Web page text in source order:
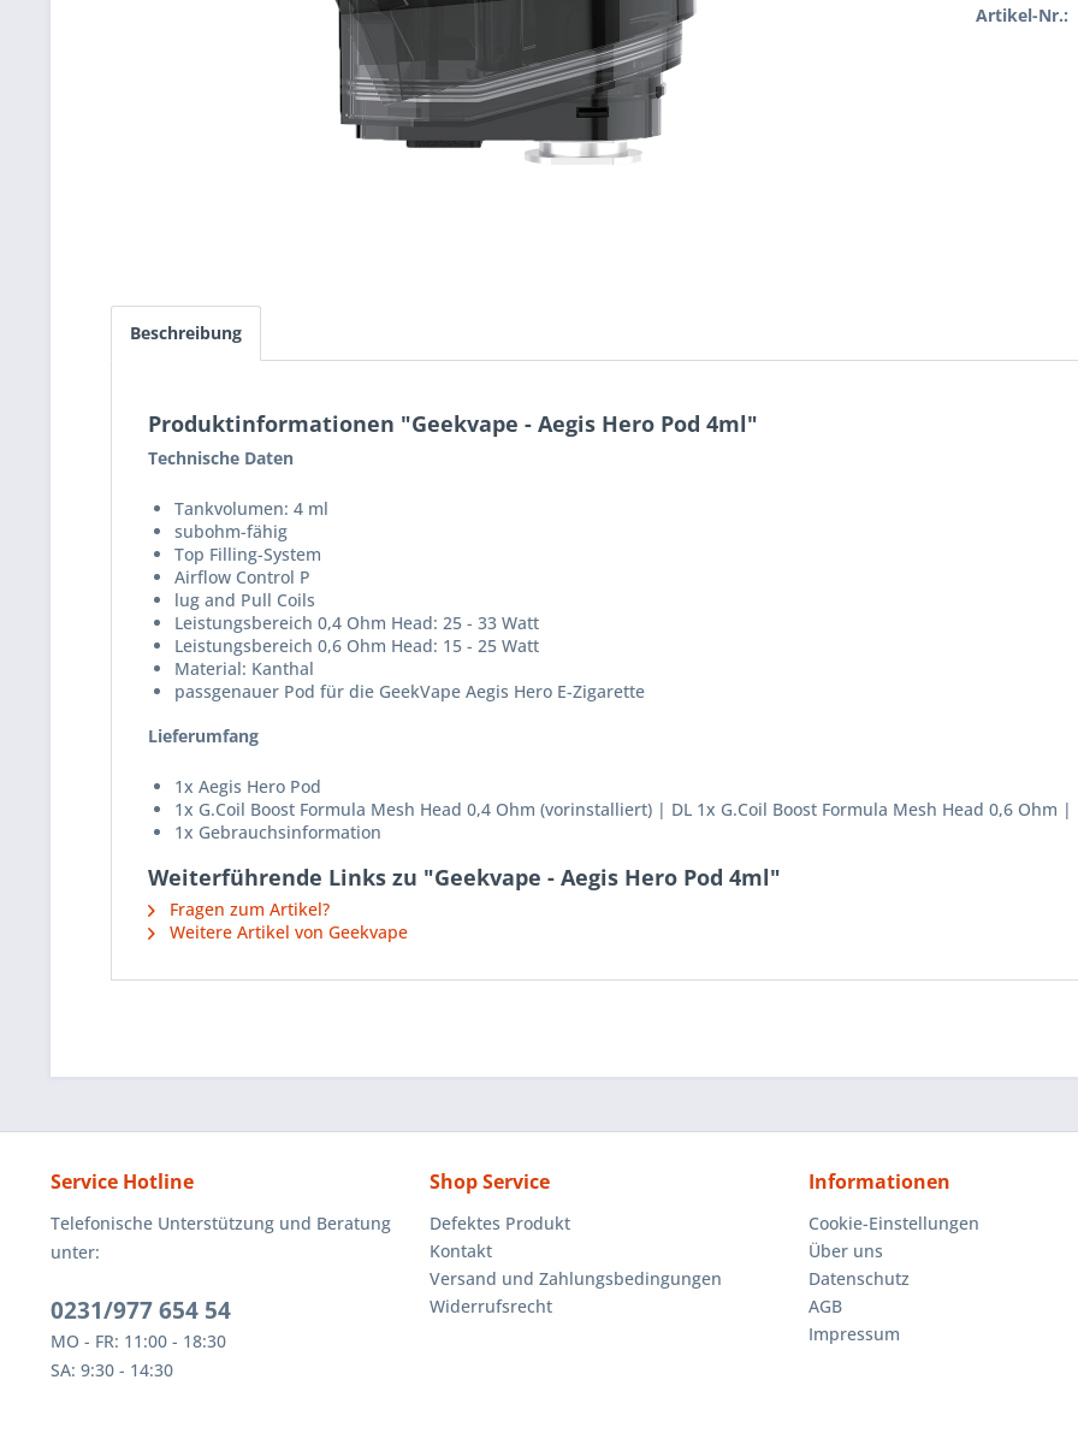
Artikel-Nr.:
Beschreibung
Produktinformationen "Geekvape - Aegis Hero Pod 4ml"
Technische Daten
Tankvolumen: 4 ml
subohm-fähig
Top Filling-System
Airflow Control P
lug and Pull Coils
Leistungsbereich 0,4 Ohm Head: 25 - 33 Watt
Leistungsbereich 0,6 Ohm Head: 15 - 25 Watt
Material: Kanthal
passgenauer Pod für die GeekVape Aegis Hero E-Zigarette
Lieferumfang
1x Aegis Hero Pod
1x G.Coil Boost Formula Mesh Head 0,4 Ohm (vorinstalliert) | DL 1x G.Coil Boost Formula Mesh Head 0,6 Ohm |
1x Gebrauchsinformation
Weiterführende Links zu "Geekvape - Aegis Hero Pod 4ml"
Fragen zum Artikel?
Weitere Artikel von Geekvape
Service Hotline
Telefonische Unterstützung und Beratung
unter:
0231/977 654 54
MO - FR: 11:00 - 18:30
SA: 9:30 - 14:30
Shop Service
Defektes Produkt
Kontakt
Versand und Zahlungsbedingungen
Widerrufsrecht
Informationen
Cookie-Einstellungen
Über uns
Datenschutz
AGB
Impressum